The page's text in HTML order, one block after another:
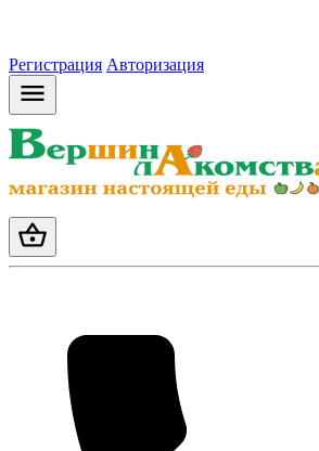
Регистрация Авторизация